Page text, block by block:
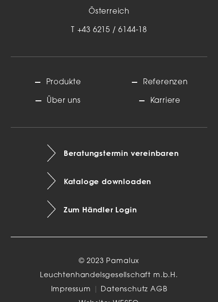
Österreich
+43 6215 / 6144-18
Produkte
Über uns
Referenzen
Karriere
Beratungstermin vereinbaren
Kataloge downloaden
Zum Händler Login
© 2023 Pamalux
Leuchtenhandelsgesellschaft m.b.H.
Impressum
Datenschutz AGB